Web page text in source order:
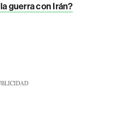
guerra con Irán?